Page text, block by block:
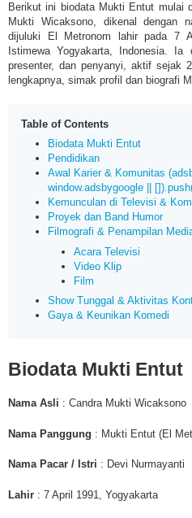
Berikut ini biodata Mukti Entut mulai
Mukti Wicaksono, dikenal dengan
dijuluki El Metronom lahir pada 7
Istimewa Yogyakarta, Indonesia. Ia
presenter, dan penyanyi, aktif sejak
lengkapnya, simak profil dan biografi
Table of Contents
Biodata Mukti Entut
Pendidikan
Awal Karier & Komunitas
window.adsbygoogle ||
Kemunculan di Televisi &
Proyek dan Band Humor
Filmografi & Penampilan
Acara Televisi
Video Klip
Film
Show Tunggal & Aktivitas
Gaya & Keunikan Komedi
Biodata Mukti Entut
Nama Asli : Candra Mukti Wicaksono
Nama Panggung : Mukti Entut (El
Nama Pacar / Istri : Devi Nurmayanti
Lahir : 7 April 1991, Yogyakarta